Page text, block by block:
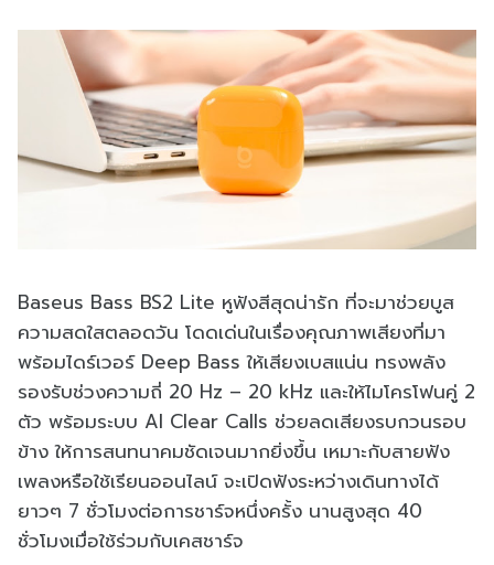
Baseus Bass BS2 Lite หูฟังสีสุดน่ารัก ที่จะมาช่วยบูส
ความสดใสตลอดวัน โดดเด่นในเรื่องคุณภาพเสียงที่มา
พร้อมไดร์เวอร์ Deep Bass ให้เสียงเบสแน่น ทรงพลัง
รองรับช่วงความถี่ 20 Hz – 20 kHz และให้ไมโครโฟนคู่ 2
ตัว พร้อมระบบ AI Clear Calls ช่วยลดเสียงรบกวนรอบ
ข้าง ให้การสนทนาคมชัดเจนมากยิ่งขึ้น เหมาะกับสายฟัง
เพลงหรือใช้เรียนออนไลน์ จะเปิดฟังระหว่างเดินทางได้
ยาวๆ 7 ชั่วโมงต่อการชาร์จหนึ่งครั้ง นานสูงสุด 40
ชั่วโมงเมื่อใช้ร่วมกับเคสชาร์จ